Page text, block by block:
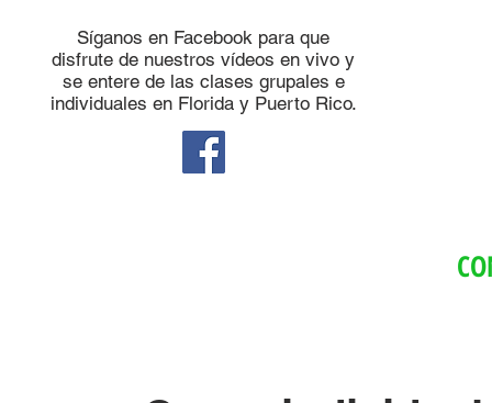
Síganos en Facebook para que
disfrute de nuestros vídeos en vivo y
se entere de las clases grupales e
individuales en Florida y Puerto Rico.